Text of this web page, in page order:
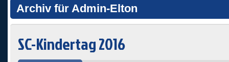
Archiv für Admin-Elton
SC-Kindertag 2016